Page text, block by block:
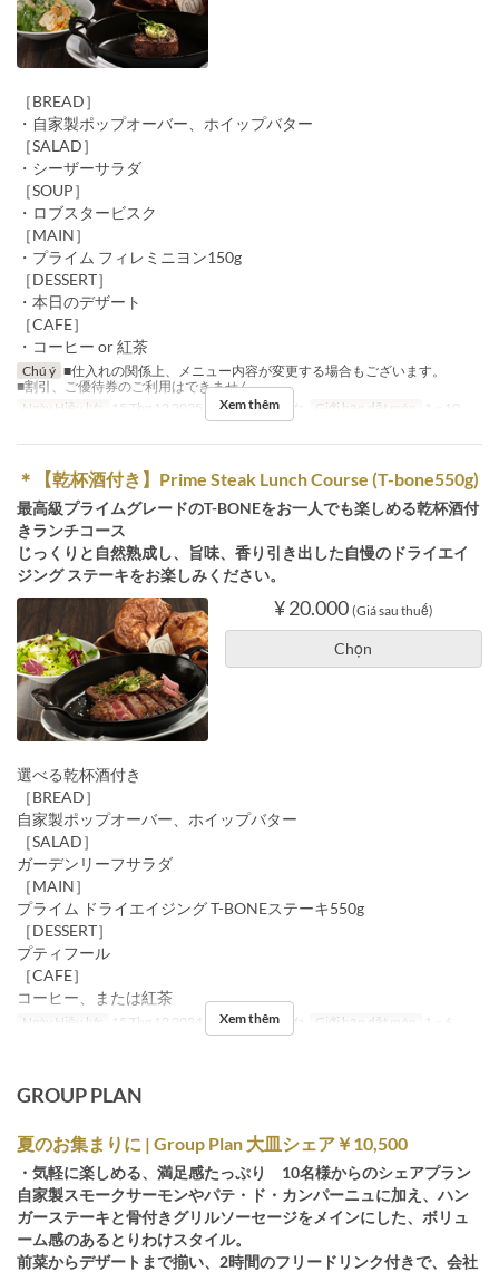
［BREAD］
・自家製ポップオーバー、ホイップバター
［SALAD］
・シーザーサラダ
［SOUP］
・ロブスタービスク
［MAIN］
・プライム フィレミニヨン150g
［DESSERT］
・本日のデザート
［CAFE］
・コーヒー or 紅茶
Chú ý ■仕入れの関係上、メニュー内容が変更する場合もございます。
■割引、ご優待券のご利用はできません
Ngày Hiệu lực
15 Thg 12 2025 ~ Bữa Bữa trưa Giới hạn dặt món 1 ~ 10
Xem thêm
＊【乾杯酒付き】Prime Steak Lunch Course (T-bone550g)
最高級プライムグレードのT-BONEをお一人でも楽しめる乾杯酒付
きランチコース
じっくりと自然熟成し、旨味、香り引き出した自慢のドライエイ
ジング ステーキをお楽しみください。
¥ 20.000 (Giá sau thuế)
Chọn
選べる乾杯酒付き
［BREAD］
自家製ポップオーバー、ホイップバター
［SALAD］
ガーデンリーフサラダ
［MAIN］
プライム ドライエイジング T-BONEステーキ550g
［DESSERT］
プティフール
［CAFE］
コーヒー、または紅茶
Ngày Hiệu lực 15 Thg 12 2024 ~ Bữa Bữa trưa Giới hạn dặt món 1 ~ 6
Xem thêm
GROUP PLAN
夏のお集まりに | Group Plan 大皿シェア￥10,500
・気軽に楽しめる、満足感たっぷり 10名様からのシェアプラン
自家製スモークサーモンやパテ・ド・カンパーニュに加え、ハン
ガーステーキと骨付きグリルソーセージをメインにした、ボリュ
ーム感のあるとりわけスタイル。
前菜からデザートまで揃い、2時間のフリードリンク付きで、会社